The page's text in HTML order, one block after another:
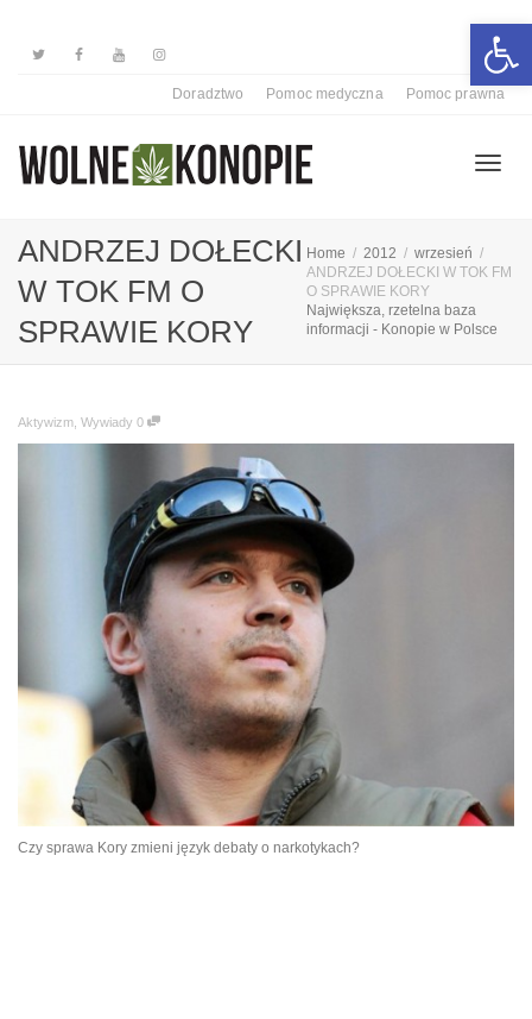
Doradztwo Pomoc medyczna Pomoc prawna
ANDRZEJ DOŁECKI
W TOK FM O
SPRAWIE KORY
Home 2012
wrzesień
ANDRZEJ DOŁECKI W TOK FM
O SPRAWIE KORY
Największa, rzetelna baza
informacji - Konopie w Polsce
Aktywizm Wywiady 0
Czy sprawa Kory zmieni język debaty o narkotykach?